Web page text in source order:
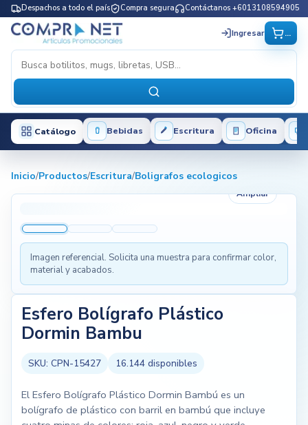
Despachos a todo el país Compra segura Contáctanos +6013108594905
Ingresar ...
Catálogo Bebidas Escritura Oficina
Inicio/Productos/Escritura/Boligrafos ecologicos
Ampliar
Imagen referencial. Solicita una muestra para confirmar color,
material y acabados.
Esfero Bolígrafo Plástico
Dormin Bambu
SKU: CPN-15427 16.144disponibles
El Esfero Bolígrafo Plástico Dormin Bambú es un
bolígrafo de plástico con barril en bambú que incluye